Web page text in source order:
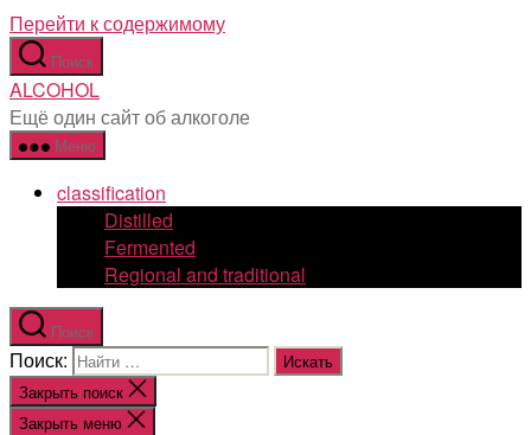
Перейти к содержимому
Поиск
ALCOHOL
Ещё один сайт об алкоголе
Меню
classification
Distilled
Fermented
Regional and traditional
Поиск
Поиск:
Закрыть поиск
Закрыть меню